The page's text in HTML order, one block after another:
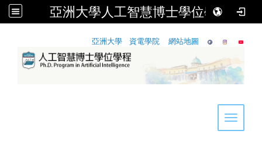
亞洲大學人工智慧博士學位學程
亞洲大學 資電學院 網站地圖
Toggle